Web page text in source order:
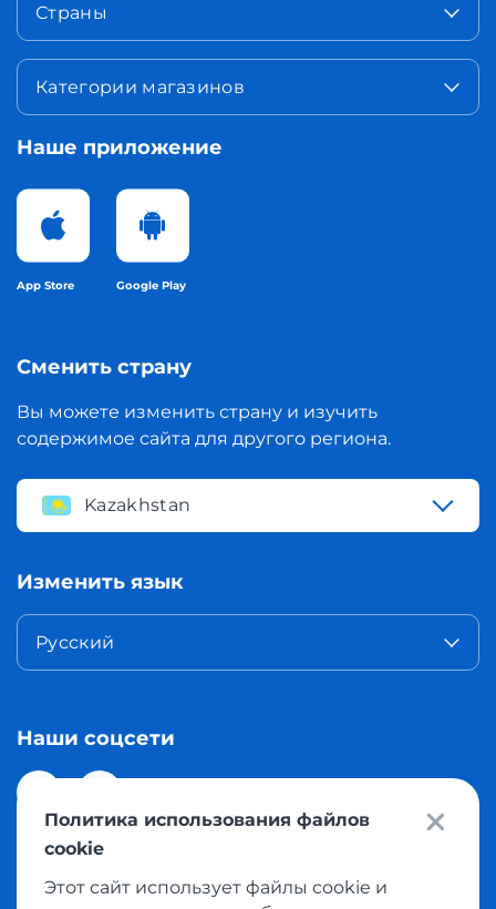
Страны
Категории магазинов
Наше приложение
App Store Google Play
Сменить страну
Вы можете изменить страну и изучить
содержимое сайта для другого региона.
Kazakhstan
Изменить язык
Русский
Наши соцсети
© 2026 Meest Shopping доставка покупок с интернет
Политика использования файлов
cookie
Этот сайт использует файлы cookie и